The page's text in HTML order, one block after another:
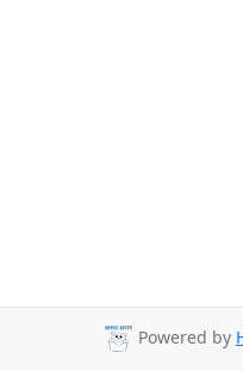
Powered by